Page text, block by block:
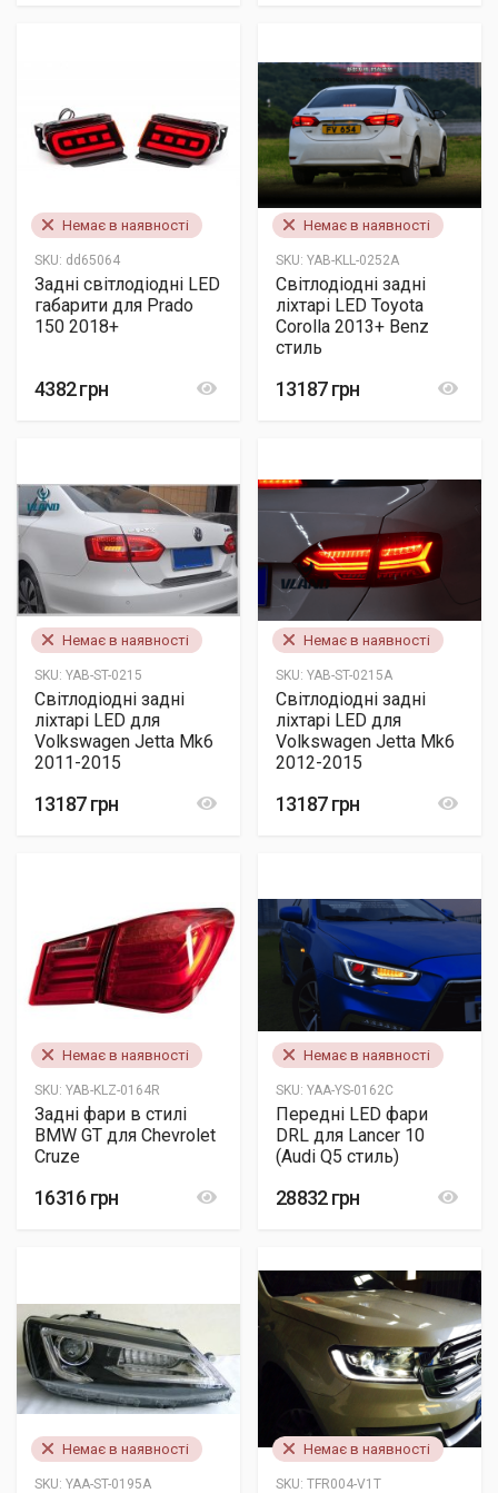
Немає в наявності
SKU: dd65064
Задні світлодіодні LED
габарити для Prado
150 2018+
4382 грн
Немає в наявності
SKU: YAB-KLL-0252A
Світлодіодні задні
ліхтарі LED Toyota
Corolla 2013+ Benz
стиль
13187 грн
Немає в наявності
SKU: YAB-ST-0215
Світлодіодні задні
ліхтарі LED для
Volkswagen Jetta Mk6
2011-2015
13187 грн
Немає в наявності
SKU: YAB-ST-0215A
Світлодіодні задні
ліхтарі LED для
Volkswagen Jetta Mk6
2012-2015
13187 грн
Немає в наявності
SKU: YAB-KLZ-0164R
Задні фари в стилі
BMW GT для Chevrolet
Cruze
16316 грн
Немає в наявності
SKU: YAA-YS-0162C
Передні LED фари
DRL для Lancer 10
(Audi Q5 стиль)
28832 грн
Немає в наявності
SKU: YAA-ST-0195A
Немає в наявності
SKU: TFR004-V1T